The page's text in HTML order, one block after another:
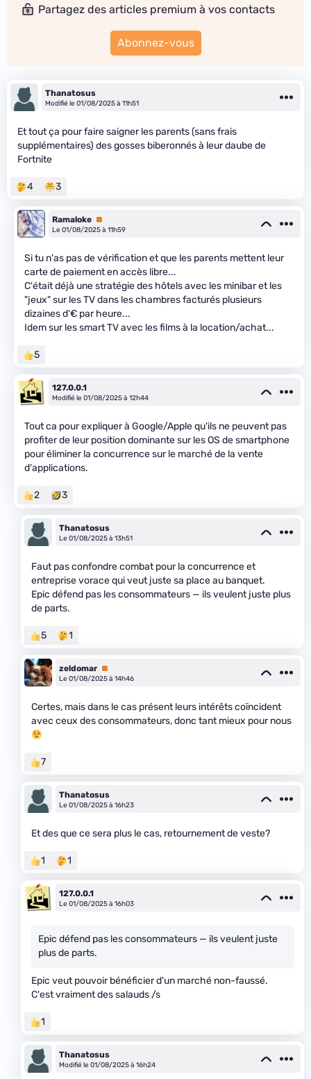
Partagez des articles premium à vos contacts
Abonnez-vous
Thanatosus
Modifié le 01/08/2025 à 11h51
Et tout ça pour faire saigner les parents (sans frais
supplémentaires) des gosses biberonnés à leur daube de
Fortnite
4 3
Ramaloke Premium
Le 01/08/2025 à 11h59
Si tu n'as pas de vérification et que les parents mettent leur
carte de paiement en accès libre...
C'était déjà une stratégie des hôtels avec les minibar et les
"jeux" sur les TV dans les chambres facturés plusieurs
dizaines d'€ par heure...
Idem sur les smart TV avec les films à la location/achat...
5
127.0.0.1
Modifié le 01/08/2025 à 12h44
Tout ca pour expliquer à Google/Apple qu'ils ne peuvent pas
profiter de leur position dominante sur les OS de smartphone
pour éliminer la concurrence sur le marché de la vente
d'applications.
2 3
Thanatosus
Le 01/08/2025 à 13h51
Faut pas confondre combat pour la concurrence et
entreprise vorace qui veut juste sa place au banquet.
Epic défend pas les consommateurs — ils veulent juste plus
de parts.
5 1
zeldomar Premium
Le 01/08/2025 à 14h46
Certes, mais dans le cas présent leurs intérêts coïncident
avec ceux des consommateurs, donc tant mieux pour nous
7
Thanatosus
Le 01/08/2025 à 16h23
Et des que ce sera plus le cas, retournement de veste?
1 1
127.0.0.1
Le 01/08/2025 à 16h03
Epic défend pas les consommateurs — ils veulent juste
plus de parts.
Epic veut pouvoir bénéficier d'un marché non-faussé.
C'est vraiment des salauds /s
1
Thanatosus
Modifié le 01/08/2025 à 16h24